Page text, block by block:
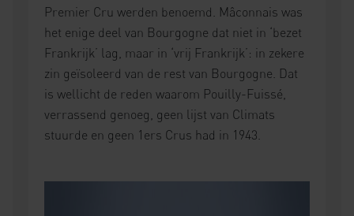
Premier Cru werden benoemd. Mâconnais was
het enige deel van Bourgogne dat niet in ‘bezet
Frankrijk’ lag, maar in ‘vrij Frankrijk’: in zekere
zin geïsoleerd van de rest van Bourgogne. Dat
is wellicht de reden waarom Pouilly-Fuissé,
verrassend genoeg, geen lijst van Climats
stuurde en geen 1ers Crus had in 1943.